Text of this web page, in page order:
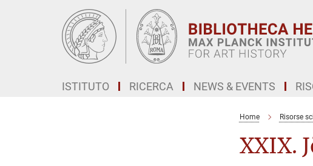
ISTITUTO RICERCA NEWS & EVENTS
Home Risorse
XXIX.